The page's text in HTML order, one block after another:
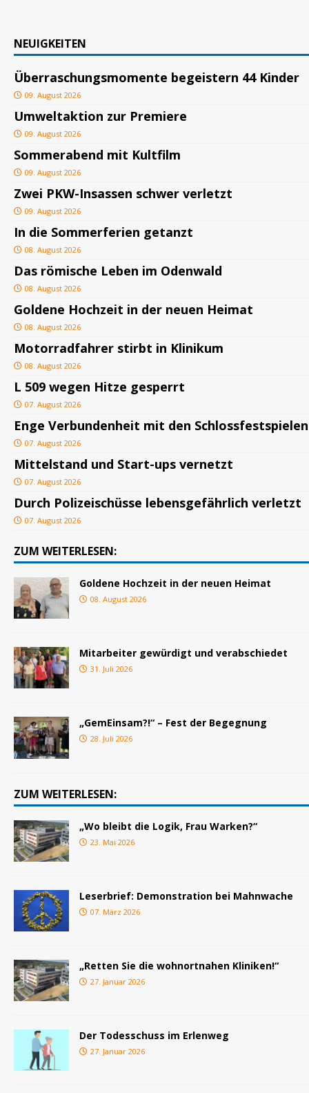
NEUIGKEITEN
Überraschungsmomente begeistern 44 Kinder
09. August 2026
Umweltaktion zur Premiere
09. August 2026
Sommerabend mit Kultfilm
09. August 2026
Zwei PKW-Insassen schwer verletzt
09. August 2026
In die Sommerferien getanzt
08. August 2026
Das römische Leben im Odenwald
08. August 2026
Goldene Hochzeit in der neuen Heimat
08. August 2026
Motorradfahrer stirbt in Klinikum
08. August 2026
L 509 wegen Hitze gesperrt
07. August 2026
Enge Verbundenheit mit den Schlossfestspielen
07. August 2026
Mittelstand und Start-ups vernetzt
07. August 2026
Durch Polizeischüsse lebensgefährlich verletzt
07. August 2026
ZUM WEITERLESEN:
Goldene Hochzeit in der neuen Heimat
08. August 2026
Mitarbeiter gewürdigt und verabschiedet
31. Juli 2026
„GemEinsam?!“ – Fest der Begegnung
28. Juli 2026
ZUM WEITERLESEN:
„Wo bleibt die Logik, Frau Warken?“
23. Mai 2026
Leserbrief: Demonstration bei Mahnwache
07. März 2026
„Retten Sie die wohnortnahen Kliniken!“
27. Januar 2026
Der Todesschuss im Erlenweg
27. Januar 2026